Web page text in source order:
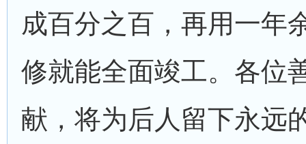
成百分之百，再用一年
修就能全面竣工。各位
献，将为后人留下永远